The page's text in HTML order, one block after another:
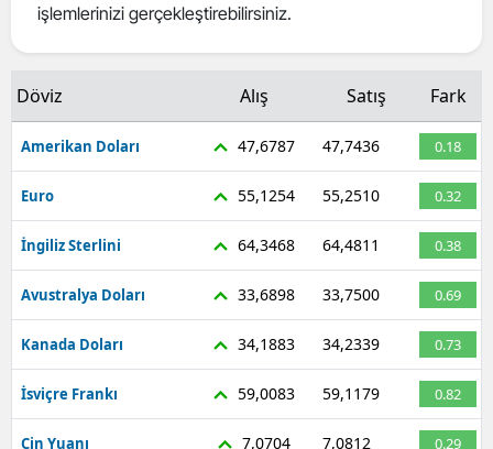
Kars
Kastamonu
Kırklareli
Kırşehir
Kocaeli
Konya
Kütahya
işlemlerinizi gerçekleştirebilirsiniz.
Döviz Alış Satış Fark
Amerikan Doları 47,6787 47,7436 0.18
Euro 55,1254 55,2510 0.32
İngiliz Sterlini 64,3468 64,4811 0.38
Avustralya Doları 33,6898 33,7500 0.69
Kanada Doları 34,1883 34,2339 0.73
İsviçre Frankı 59,0083 59,1179 0.82
Çin Yuanı 7,0704 7,0812 0.29